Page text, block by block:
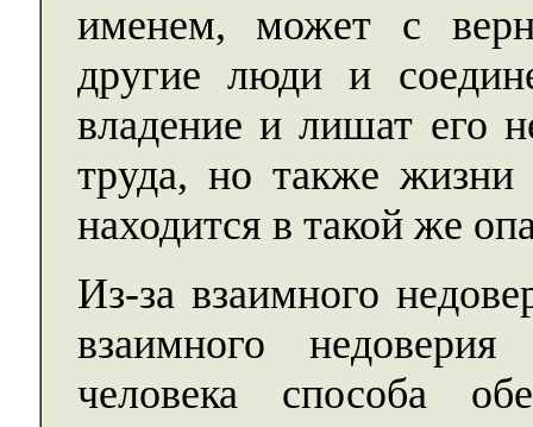
именем, может с
другие люди и
владение и лишат его
труда, но также
находится в такой же
Из-за взаимного
взаимного
человека способа